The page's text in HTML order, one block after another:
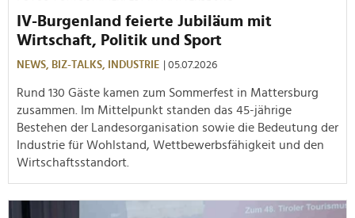
IV-Burgenland feierte Jubiläum mit
Wirtschaft, Politik und Sport
NEWS, BIZ-TALKS, INDUSTRIE | 05.07.2026
Rund 130 Gäste kamen zum Sommerfest in Mattersburg
zusammen. Im Mittelpunkt standen das 45-jährige
Bestehen der Landesorganisation sowie die Bedeutung der
Industrie für Wohlstand, Wettbewerbsfähigkeit und den
Wirtschaftsstandort.